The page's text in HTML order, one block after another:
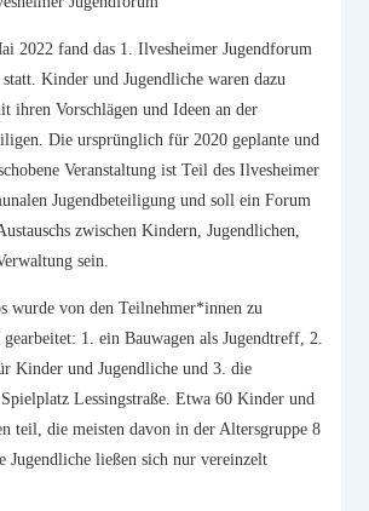
2022 fand das 1. Ilvesheimer Jugendforum
Kinder und Jugendliche waren dazu
ihren Vorschlägen und Ideen an der
Die ursprünglich für 2020 geplante und
Veranstaltung ist Teil des Ilvesheimer
Jugendbeteiligung und soll ein Forum
zwischen Kindern, Jugendlichen,
sein.
wurde von den Teilnehmer*innen zu
1. ein Bauwagen als Jugendtreff, 2.
Kinder und Jugendliche und 3. die
Lessingstraße. Etwa 60 Kinder und
teil, die meisten davon in der Altersgruppe 8
Jugendliche ließen sich nur vereinzelt